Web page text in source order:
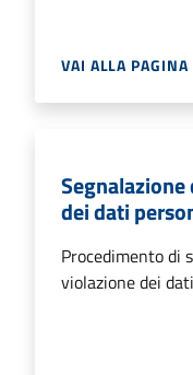
VAI ALLA PAGINA
dei dati
Procedimento di
violazione dei